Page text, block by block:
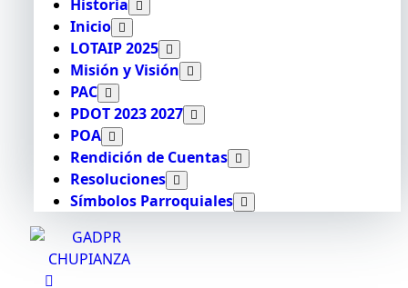
Historia
Inicio
LOTAIP 2025
Misión y Visión
PAC
PDOT 2023 2027
POA
Rendición de Cuentas
Resoluciones
Símbolos Parroquiales